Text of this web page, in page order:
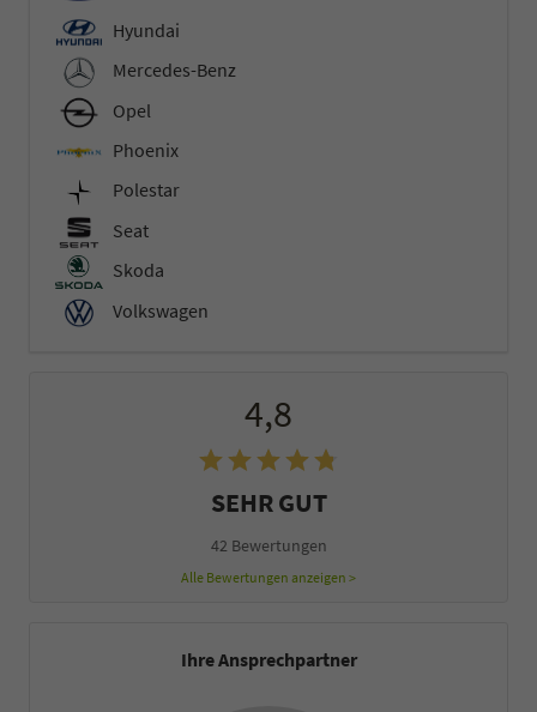
Hyundai
Mercedes-Benz
Opel
Phoenix
Polestar
Seat
Skoda
Volkswagen
4,8
SEHR GUT
42 Bewertungen
Alle Bewertungen anzeigen >
Ihre Ansprechpartner